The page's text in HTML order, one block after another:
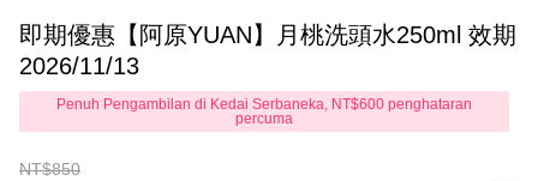
即期優惠【阿原YUAN】月桃洗頭水250ml 效期
2026/11/13
Penuh Pengambilan di Kedai Serbaneka, NT$600 penghataran
percuma
NT$850